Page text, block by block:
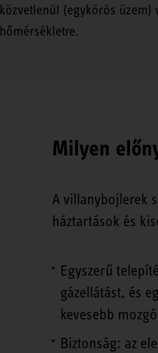
közvetlenül (egykörös
hőmérsékletre.
Milyen
A villanybojlerek
háztartások és
Egyszerű
gázellátást, és
kevesebb
Biztonság: az